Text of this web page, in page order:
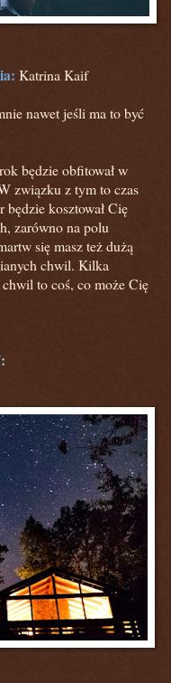
Katrina Kaif
nawet jeśli ma to być
będzie obfitował w
związku z tym to czas
kosztował Cię
zarówno na polu
się masz też dużą
chwil. Kilka
to coś, co może Cię